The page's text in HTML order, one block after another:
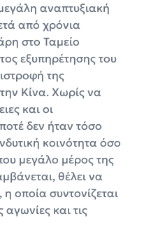
αναπτυξιακή
από χρόνια
στο Ταμείο
εξυπηρέτησης του
της
Κίνα. Χωρίς να
και οι
δεν ήταν τόσο
κοινότητα όσο
μεγάλο μέρος της
θέλει να
οποία συντονίζεται
αγωνίες και τις